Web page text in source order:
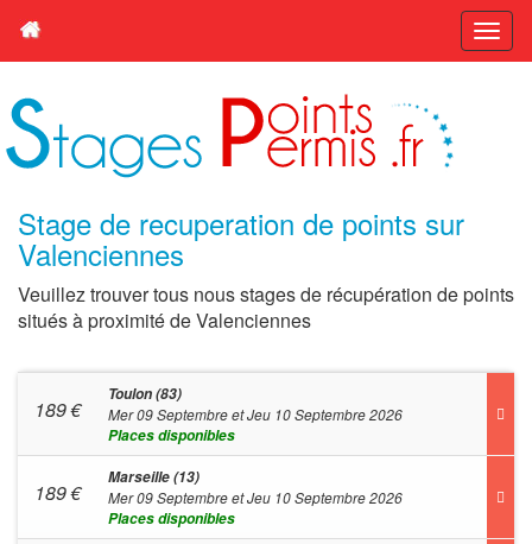
Stage de recuperation de points sur
Valenciennes
Veuillez trouver tous nous stages de récupération de points
situés à proximité de Valenciennes
189€
Toulon (83)
Mer 09 Septembre et Jeu 10 Septembre 2026
Places disponibles
189€
Marseille (13)
Mer 09 Septembre et Jeu 10 Septembre 2026
Places disponibles